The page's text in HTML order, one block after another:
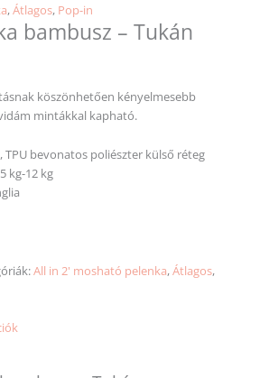
,Átlagos, Pop-in
bambusz – Tukán
köszönhetően kényelmesebb
mintákkal kapható.
TPU bevonatos poliészter külső réteg
kg-12 kg
All in 2' mosható pelenka,Átlagos,